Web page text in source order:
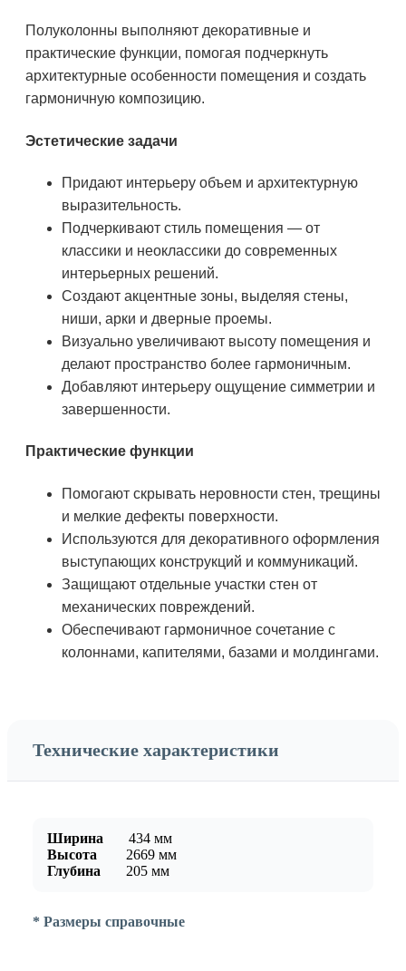
Полуколонны выполняют декоративные и
практические функции, помогая подчеркнуть
архитектурные особенности помещения и создать
гармоничную композицию.
Эстетические задачи
Придают интерьеру объем и архитектурную
выразительность.
Подчеркивают стиль помещения — от
классики и неоклассики до современных
интерьерных решений.
Создают акцентные зоны, выделяя стены,
ниши, арки и дверные проемы.
Визуально увеличивают высоту помещения и
делают пространство более гармоничным.
Добавляют интерьеру ощущение симметрии и
завершенности.
Практические функции
Помогают скрывать неровности стен, трещины
и мелкие дефекты поверхности.
Используются для декоративного оформления
выступающих конструкций и коммуникаций.
Защищают отдельные участки стен от
механических повреждений.
Обеспечивают гармоничное сочетание с
колоннами, капителями, базами и молдингами.
Технические характеристики
Ширина 434 мм
Высота 2669 мм
Глубина 205 мм
* Размеры справочные